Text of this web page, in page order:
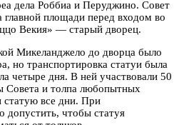
дела Роббиа и Перуджино. Совет
главной площади перед входом во
Векия» — старый дворец.
Микеланджело до дворца было
но транспортировка статуи была
четыре дня. В ней участвовали 50
Совета и толпа любопытных
статую все дни. При
допустить, чтобы статуя